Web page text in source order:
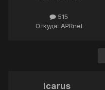
515
Откуда: APRnet
Icarus